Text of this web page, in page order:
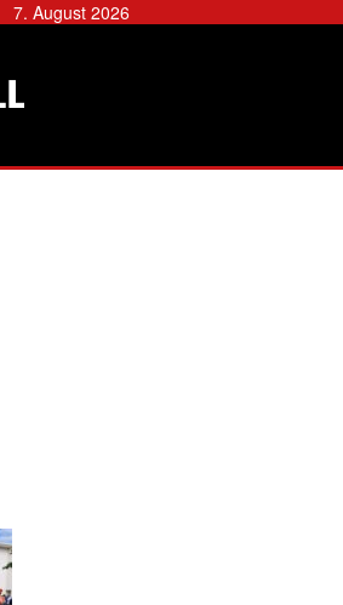
7. August 2026
Allgemeine